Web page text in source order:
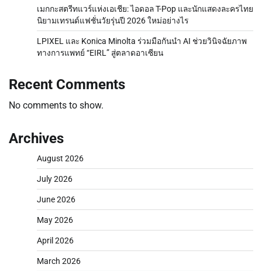
เมกกะสตรีทแวร์แห่งเอเชีย: ไอดอล T-Pop และนักแสดงละครไทย
นิยามเทรนด์แฟชั่นวัยรุ่นปี 2026 ใหม่อย่างไร
LPIXEL และ Konica Minolta ร่วมมือกันนำ AI ช่วยวินิจฉัยภาพ
ทางการแพทย์ “EIRL” สู่ตลาดอาเซียน
Recent Comments
No comments to show.
Archives
August 2026
July 2026
June 2026
May 2026
April 2026
March 2026